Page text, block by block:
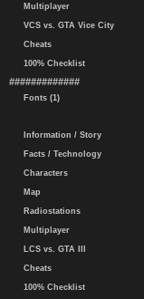
Multiplayer
VCS vs. GTA Vice City
Cheats
100% Checklist
#############
Fonts (1)
Information / Story
Facts / Technology
Characters
Map
Radiostations
Multiplayer
LCS vs. GTA III
Cheats
100% Checklist